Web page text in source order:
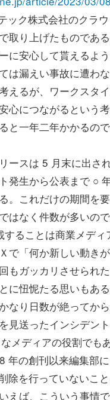
ク株式会社のクラ
取り上げたものであ
に安心して貰えるよ
は漏えい事故に遭わ
えるが、ワークスタ
心につながるという
と一年二年かかるの
ースは 5 月末に出さ
発生から公表まで ○
。これだけの期間を
はなく件数が多いの
することは商業メデ
で「何か新しい動き
もガッカリさせられ
に忸怩たる思いもある
なり日数が絶ってか
見送ったインシデン
メディアの役割で
年の創刊以来編集部
除を行っていないこ
えば、こういう事情